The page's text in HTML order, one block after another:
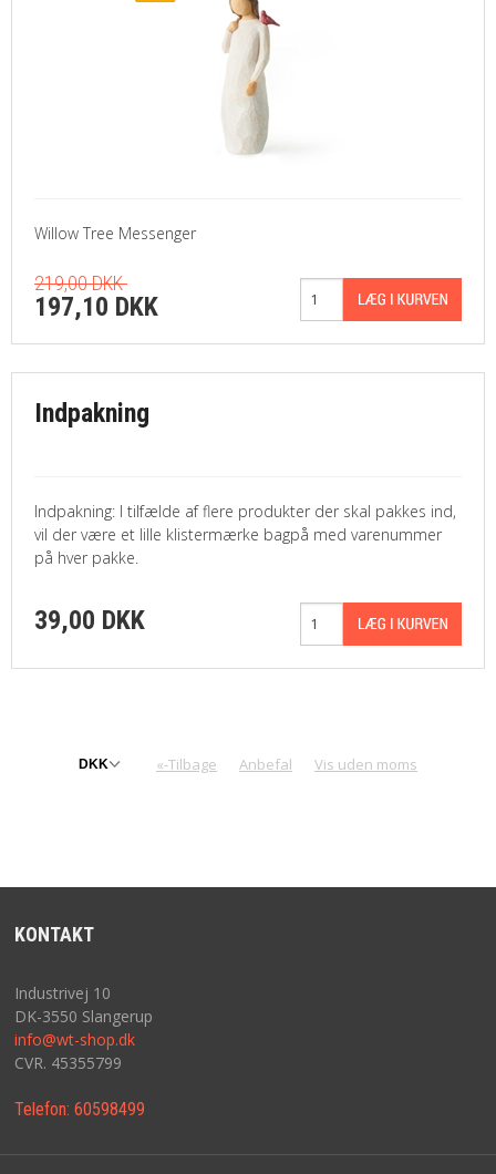
Willow Tree Messenger
219,00 DKK
197,10 DKK
Indpakning
Indpakning: I tilfælde af flere produkter der skal pakkes ind,
vil der være et lille klistermærke bagpå med varenummer
på hver pakke.
39,00 DKK
«-Tilbage Anbefal Vis uden moms
KONTAKT
Industrivej 10
DK-3550 Slangerup
info@wt-shop.dk
CVR. 45355799
Telefon: 60598499